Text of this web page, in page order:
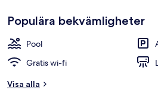
Populära bekvämligheter
Pool
Gratis wi-fi
Visa alla